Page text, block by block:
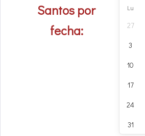
Santos por
fecha:
Lu
27
3
10
17
24
31